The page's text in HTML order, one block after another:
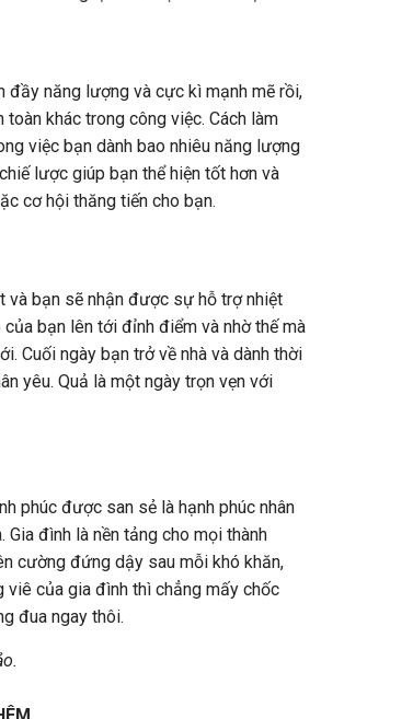
đầy năng lượng và cực kì mạnh mẽ rồi,
khác trong công việc. Cách làm
việc bạn dành bao nhiêu năng lượng
lược giúp bạn thể hiện tốt hơn và
cơ hội thăng tiến cho bạn.
và bạn sẽ nhận được sự hỗ trợ nhiệt
bạn lên tới đỉnh điểm và nhờ thế mà
Cuối ngày bạn trở về nhà và dành thời
yêu. Quả là một ngày trọn vẹn với
phúc được san sẻ là hạnh phúc nhân
đình là nền tảng cho mọi thành
cường đứng dậy sau mỗi khó khăn,
của gia đình thì chẳng mấy chốc
đua ngay thôi.